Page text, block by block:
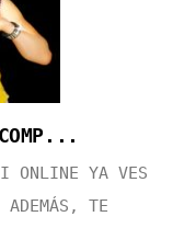
ONLINE YA VES
ADEMÁS, TE